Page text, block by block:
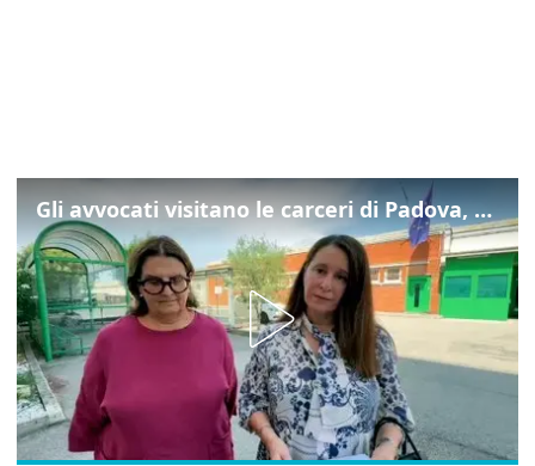
Gli avvocati visitano le carceri di Padova, ecco cosa hanno trovato